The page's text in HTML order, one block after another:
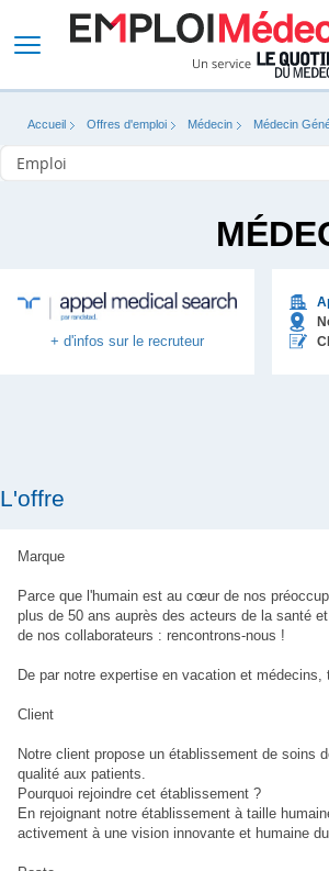
Accueil Offres d'emploi Médecin Médecin
+ d'infos sur le recruteur
L'offre
Marque
Parce que l'humain est au cœur de nos
plus de 50 ans auprès des acteurs de la santé
de nos collaborateurs : rencontrons-nous !
De par notre expertise en vacation et
Client
Notre client propose un établissement de soins
qualité aux patients.
Pourquoi rejoindre cet établissement ?
En rejoignant notre établissement à taille
activement à une vision innovante et humaine